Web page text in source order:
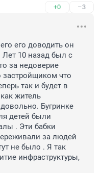
+0 –3
его доводить он
10 назад был с
за недоверие
что
так и будет в
житель
Бугринке
детей были
. Эти бабки
за людей
не было . Я так
инфраструктуры,